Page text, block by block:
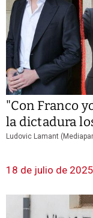
"Con Franco
la dictadura
Ludovic Lamant
18 de julio de 2025